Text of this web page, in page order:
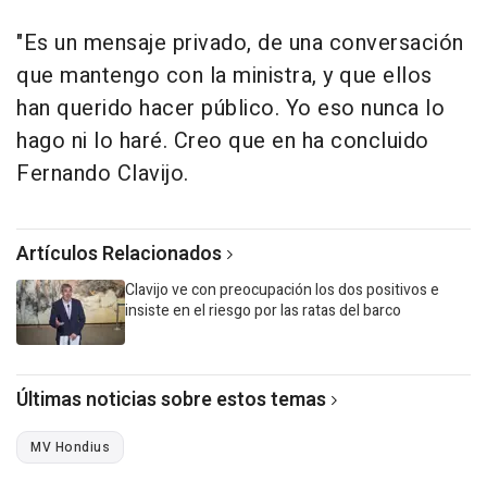
"Es un mensaje privado, de una conversación
que mantengo con la ministra, y que ellos
han querido hacer público. Yo eso nunca lo
hago ni lo haré. Creo que en ha concluido
Fernando Clavijo.
Artículos Relacionados
Clavijo ve con preocupación los dos positivos e
insiste en el riesgo por las ratas del barco
Últimas noticias sobre estos temas
MV Hondius